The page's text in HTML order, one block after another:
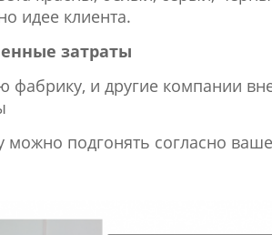
идее клиента.
затраты
фабрику, и другие компании
можно подгонять согласно